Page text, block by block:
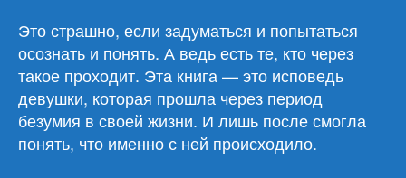
Это страшно, если задуматься и попытаться
осознать и понять. А ведь есть те, кто через
такое проходит. Эта книга — это исповедь
девушки, которая прошла через период
безумия в своей жизни. И лишь после смогла
понять, что именно с ней происходило.